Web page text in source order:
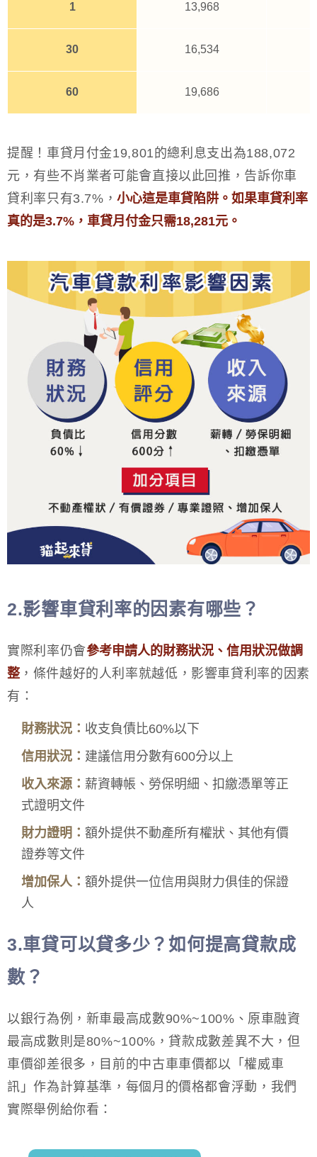
1 13,968
30 16,534
60 19,686
提醒！車貸月付金19,801的總利息支出為188,072
元，有些不肖業者可能會直接以此回推，告訴你車
貸利率只有3.7%，小心這是車貸陷阱。如果車貸利率
真的是3.7%，車貸月付金只需18,281元。
2.影響車貸利率的因素有哪些？
實際利率仍會參考申請人的財務狀況、信用狀況做調
整，條件越好的人利率就越低，影響車貸利率的因素
有：
財務狀況： 收支負債比60%以下
信用狀況： 建議信用分數有600分以上
收入來源： 薪資轉帳、勞保明細、扣繳憑單等正
式證明文件
財力證明： 額外提供不動產所有權狀、其他有價
證券等文件
增加保人： 額外提供一位信用與財力俱佳的保證
人
3.車貸可以貸多少？如何提高貸款成
數？
以銀行為例，新車最高成數90%~100%、原車融資
最高成數則是80%~100%，貸款成數差異不大，但
車價卻差很多，目前的中古車車價都以「權威車
訊」作為計算基準，每個月的價格都會浮動，我們
實際舉例給你看：